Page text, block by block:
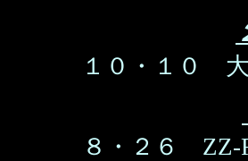
１０・１０
８・２６ ZZ-